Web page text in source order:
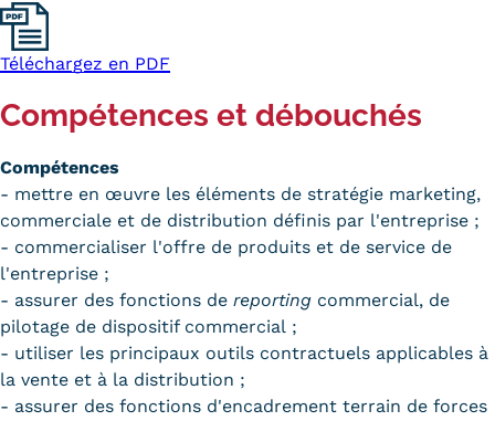
Infos partenaires
Liste des partenaires
Kits communications Cnam
Prospect
Fiche contact salons, forums,
JPO
Téléchargez en PDF
Compétences et débouchés
Compétences
- mettre en œuvre les éléments de stratégie marketing,
commerciale et de distribution définis par l'entreprise ;
- commercialiser l'offre de produits et de service de
l'entreprise ;
- assurer des fonctions de reporting commercial, de
pilotage de dispositif commercial ;
- utiliser les principaux outils contractuels applicables à
la vente et à la distribution ;
- assurer des fonctions d'encadrement terrain de forces